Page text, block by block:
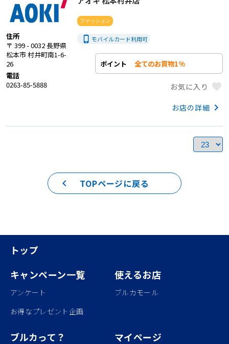
住所
〒 399 - 0032 長野県
松本市 村井町南1-6-
26
電話
0263-85-5888
ファッション
phone_iphone モバイルカード利用可
ポイント 全てのお買物1%
お気に入り favorite
お店の詳細 keyboard_arrow_right
TOPページに戻る
keyboard_arrow_left
トップ
キャンペーン一覧
アンケート
お得なプレゼント企画
使えるお店
ブルカモール
ブルカって？ マイページ